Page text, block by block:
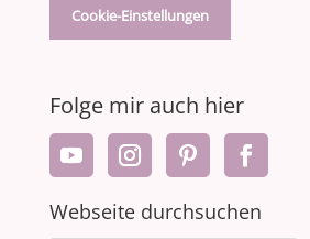
Cookie-Einstellungen
Folge mir auch hier
Webseite durchsuchen